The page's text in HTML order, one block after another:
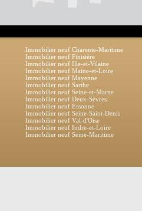
Immobilier neuf Charente-Maritime
Immobilier neuf Finistère
Immobilier neuf Ille-et-Vilaine
Immobilier neuf Maine-et-Loire
Immobilier neuf Mayenne
Immobilier neuf Sarthe
Immobilier neuf Seine-et-Marne
Immobilier neuf Deux-Sèvres
Immobilier neuf Essonne
Immobilier neuf Seine-Saint-Denis
Immobilier neuf Val-d'Oise
Immobilier neuf Indre-et-Loire
Immobilier neuf Seine-Maritime